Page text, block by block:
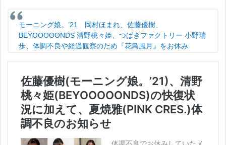
モーニング娘。’21 岡村ほまれ、佐藤優樹、
BEYOOOOONDS 清野桃々姫、つばきファクトリー 小野瑞
歩、体調不良や経過観察のため『花鳥風月』をお休み